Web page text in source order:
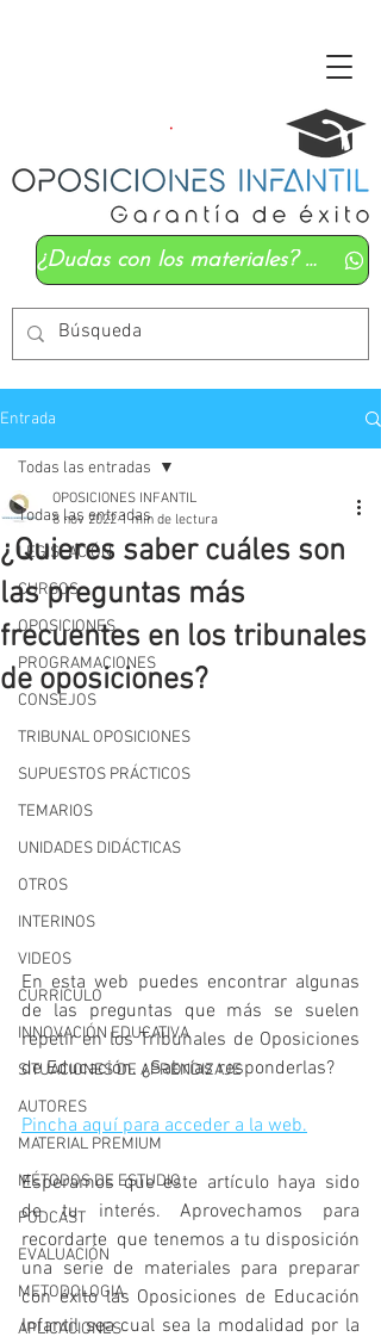
¿Dudas con los materiales? Mándanos un whatsapp
Entrada
Todas las entradas
LEGISLACIÓN
CURSOS
OPOSICIONES
PROGRAMACIONES
CONSEJOS
TRIBUNAL OPOSICIONES
SUPUESTOS PRÁCTICOS
TEMARIOS
UNIDADES DIDÁCTICAS
OTROS
INTERINOS
VIDEOS
CURRÍCULO
INNOVACIÓN EDUCATIVA
SITUACIONES DE APRENDIZAJE
AUTORES
MATERIAL PREMIUM
MÉTODOS DE ESTUDIO
PODCAST
EVALUACIÓN
METODOLOGIA
APLICACIONES
Todas las entradas
¿Quieres saber cuáles son
las preguntas más
frecuentes en los tribunales
de oposiciones?
OPOSICIONES INFANTIL
8 nov 2022 1 min de lectura
En esta web puedes encontrar algunas
de las preguntas que más se suelen
repetir en los Tribunales de Oposiciones
de Educación. ¿Sabrías responderlas?
Pincha aquí para acceder a la web.
Esperamos que este artículo haya sido
de tu interés. Aprovechamos para
recordarte  que tenemos a tu disposición
una serie de materiales para preparar
con éxito las Oposiciones de Educación
Infantil sea cual sea la modalidad por la